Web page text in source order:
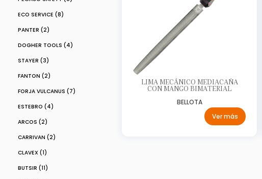
ECO SERVICE (8)
PANTER (2)
DOGHER TOOLS (4)
STAYER (3)
FANTON (2)
FORJA VULCANUS (7)
ESTEBRO (4)
ARCOS (2)
CARRIVAN (2)
CLAVEX (1)
BUTSIR (11)
LIMA MECÁNICO MEDIACAÑA
CON MANGO BIMATERIAL
BELLOTA
Ver más